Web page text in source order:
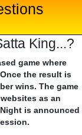
King...?
game where
the result is
wins. The game
as an
is announced